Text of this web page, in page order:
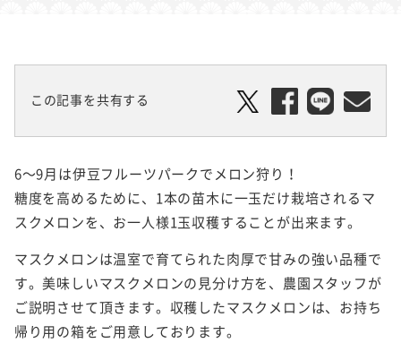
この記事を共有する
6～9月は伊豆フルーツパークでメロン狩り！
糖度を高めるために、1本の苗木に一玉だけ栽培されるマ
スクメロンを、お一人様1玉収穫することが出来ます。
マスクメロンは温室で育てられた肉厚で甘みの強い品種で
す。美味しいマスクメロンの見分け方を、農園スタッフが
ご説明させて頂きます。収穫したマスクメロンは、お持ち
帰り用の箱をご用意しております。